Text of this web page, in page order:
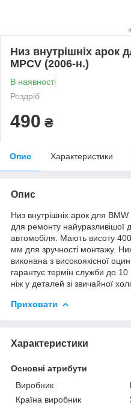
Низ внутрішніх арок
MPCV (2006-н.)
В наявності
Роздріб
490 ₴
Опис Характеристики
Опис
Низ внутрішніх арок для
для ремонту найуразливішої
автомобіля. Мають висоту
мм для зручності монтажу.
виконана з високоякісної
гарантує термін служби до 10
ніж у деталей зі звичайної
Приховати
Характеристики
Основні атрибути
Виробник
Країна виробник